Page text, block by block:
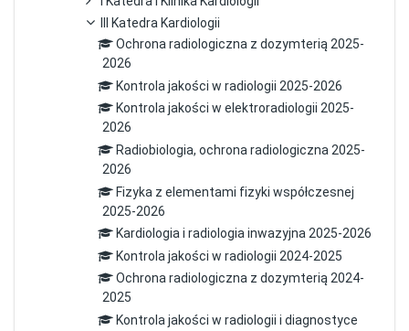
III Katedra Kardiologii
Ochrona radiologiczna z dozymterią 2025-
2026
Kontrola jakości w radiologii 2025-2026
Kontrola jakości w elektroradiologii 2025-
2026
Radiobiologia, ochrona radiologiczna 2025-
2026
Fizyka z elementami fizyki współczesnej
2025-2026
Kardiologia i radiologia inwazyjna 2025-2026
Kontrola jakości w radiologii 2024-2025
Ochrona radiologiczna z dozymterią 2024-
2025
Kontrola jakości w radiologii i diagnostyce